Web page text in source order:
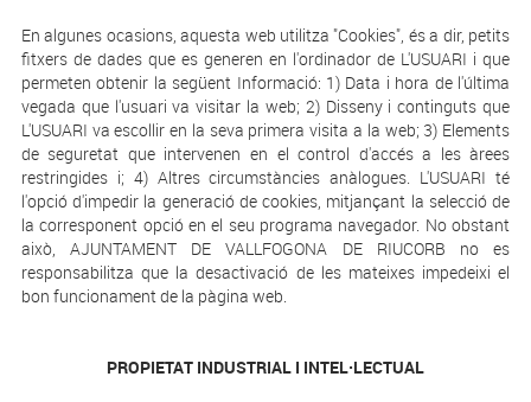
En algunes ocasions, aquesta web utilitza "Cookies", és a dir, petits
fitxers de dades que es generen en l'ordinador de L'USUARI i que
permeten obtenir la següent Informació: 1) Data i hora de l'última
vegada que l'usuari va visitar la web; 2) Disseny i continguts que
L'USUARI va escollir en la seva primera visita a la web; 3) Elements
de seguretat que intervenen en el control d'accés a les àrees
restringides i; 4) Altres circumstàncies anàlogues. L'USUARI té
l'opció d'impedir la generació de cookies, mitjançant la selecció de
la corresponent opció en el seu programa navegador. No obstant
això, AJUNTAMENT DE VALLFOGONA DE RIUCORB no es
responsabilitza que la desactivació de les mateixes impedeixi el
bon funcionament de la pàgina web.
PROPIETAT INDUSTRIAL I INTEL·LECTUAL